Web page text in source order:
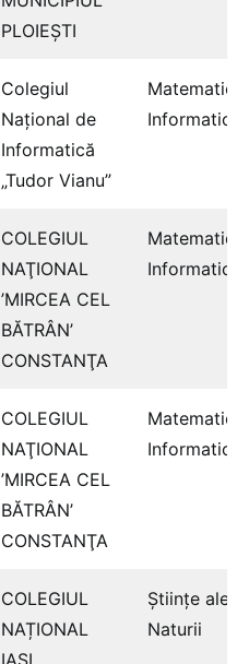
PLOIEȘTI
Colegiul
Naţional de
Informatică
„Tudor Vianu”
Informatică
COLEGIUL
NAŢIONAL
’MIRCEA CEL
BĂTRÂN’
CONSTANŢA
Informatică
COLEGIUL
NAŢIONAL
’MIRCEA CEL
BĂTRÂN’
CONSTANŢA
Informatică
COLEGIUL
NAȚIONAL
IAŞI
Ştiinţe ale
Naturii